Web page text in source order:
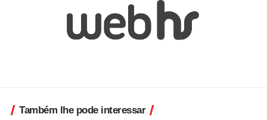
Também lhe pode interessar